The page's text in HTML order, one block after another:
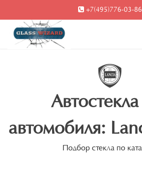
+7(495)776-03-86
автомобиля:
Подбор стекла по